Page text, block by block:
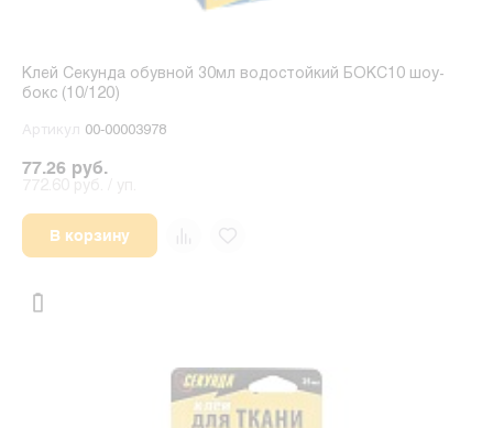
Клей Секунда обувной 30мл водостойкий БОКС10 шоу-
бокс (10/120)
Артикул 00-00003978
77.26 руб.
В корзину